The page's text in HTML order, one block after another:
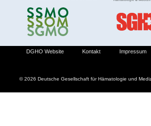
© 2026 Deutsche Gesellschaft für Hämatologie und
DGHO Website Kontakt Impressum